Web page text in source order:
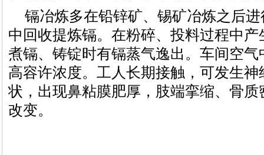
镉冶炼多在铅锌矿、锡矿冶炼之后
中回收提炼镉。在粉碎、投料过程中
煮镉、铸锭时有镉蒸气逸出。车间空
高容许浓度。工人长期接触，可发生
状，出现鼻粘膜肥厚，肢端挛缩、骨
改变。